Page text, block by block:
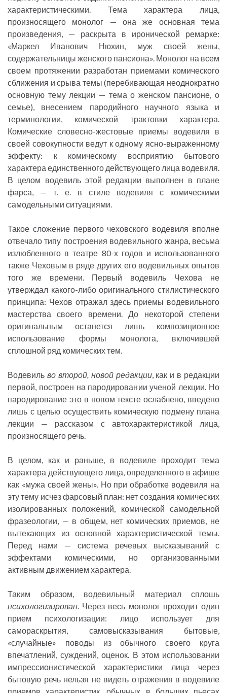
характеристическими. Тема характера лица,
произносящего монолог — она же основная тема
произведения, — раскрыта в иронической ремарке:
«Маркел Иванович Нюхин, муж своей жены,
содержательницы женского пансиона». Монолог на всем
своем протяжении разработан приемами комического
сближения и срыва темы (перебивающая неоднократно
основную тему лекции — тема о женском пансионе, о
семье), внесением пародийного научного языка и
терминологии, комической трактовки характера.
Комические словесно-жестовые приемы водевиля в
своей совокупности ведут к одному ясно-выраженному
эффекту: к комическому восприятию бытового
характера единственного действующего лица водевиля.
В целом водевиль этой редакции выполнен в плане
фарса, — т. е. в стиле водевиля с комическими
самодельными ситуациями.
Такое сложение первого чеховского водевиля вполне
отвечало типу построения водевильного жанра, весьма
излюбленного в театре 80-х годов и использованного
также Чеховым в ряде других его водевильных опытов
того же времени. Первый водевиль Чехова не
утверждал какого-либо оригинального стилистического
принципа: Чехов отражал здесь приемы водевильного
мастерства своего времени. До некоторой степени
оригинальным останется лишь композиционное
использование формы монолога, включившей
сплошной ряд комических тем.
Водевиль во второй, новой редакции, как и в редакции
первой, построен на пародировании ученой лекции. Но
пародирование это в новом тексте ослаблено, введено
лишь с целью осуществить комическую подмену плана
лекции — рассказом с автохарактеристикой лица,
произносящего речь.
В целом, как и раньше, в водевиле проходит тема
характера действующего лица, определенного в афише
как «мужа своей жены». Но при обработке водевиля на
эту тему исчез фарсовый план: нет создания комических
изолированных положений, комической самодельной
фразеологии, — в общем, нет комических приемов, не
вытекающих из основной характеристической темы.
Перед нами — система речевых высказываний с
эффектами комическими, но организованными
активным движением характера.
Таким образом, водевильный материал сплошь
психологизирован . Через весь монолог проходит один
прием психологизации: лицо использует для
самораскрытия, самовысказывания бытовые,
«случайные» поводы из обычного своего круга
впечатлений, суждений, оценок. В этом использовании
импрессионистической характеристики лица через
бытовую речь нельзя не видеть отражения в водевиле
приемов характеристик, обычных в больших пьесах